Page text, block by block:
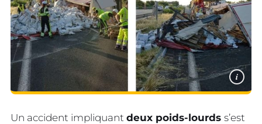
i
Un accident impliquant deux poids-lourds s’est